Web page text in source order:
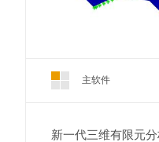
主软件
新一代三维有限元